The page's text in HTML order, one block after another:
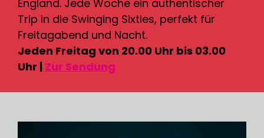
England. Jede Woche ein authentischer
Trip in die Swinging Sixties, perfekt für
Freitagabend und Nacht.
Jeden Freitag von 20.00 Uhr bis 03.00
Uhr | Zur Sendung